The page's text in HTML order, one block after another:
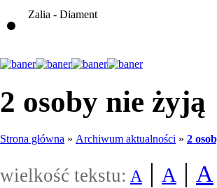
Zalia - Diament
2 osoby nie żyją
Strona główna » Archiwum aktualności » 2
wielkość tekstu: A | A | A